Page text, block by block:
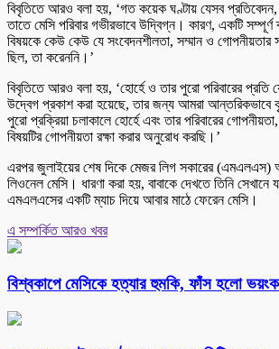
বিবৃতিতে আরও বলা হয়, ‘গত কয়েক ঘণ্টায় যেসব
তাতে মেসি পরিবার গভীরভাবে উদ্বিগ্ন। কারণ, একটি সম্পূর্ণ
বিষয়কে কেউ কেউ যে সংবেদনশীলতা, সম্মান ও গোপনীয়তার
ছিল, তা করেননি।’
বিবৃতিতে আরও বলা হয়, ‘হোর্হে ও তার পুরো পরিবারের প্রতি
উদ্বেগ প্রকাশ করা হয়েছে, তার জন্য আমরা
পুরো প্রক্রিয়া চলাকালে হোর্হে এবং তার পরিবারের
বিষয়টির গোপনীয়তা রক্ষা করার অনুরোধ করছি।’
এরপর জুলাইয়ের শেষ দিকে মেজর লিগ সকারের (এমএলএস)
লিওনেল মেসি। ধারণা করা হয়, বাবাকে দেখতে তিনি
এমএলএসের একটি ম্যাচ দিয়ে আবার মাঠে ফেরেন মেসি।
এ সম্পর্কিত আরও খবর
বিশ্বকাপে মেসিকে হত্যার হুমকি, ফাঁস হলো